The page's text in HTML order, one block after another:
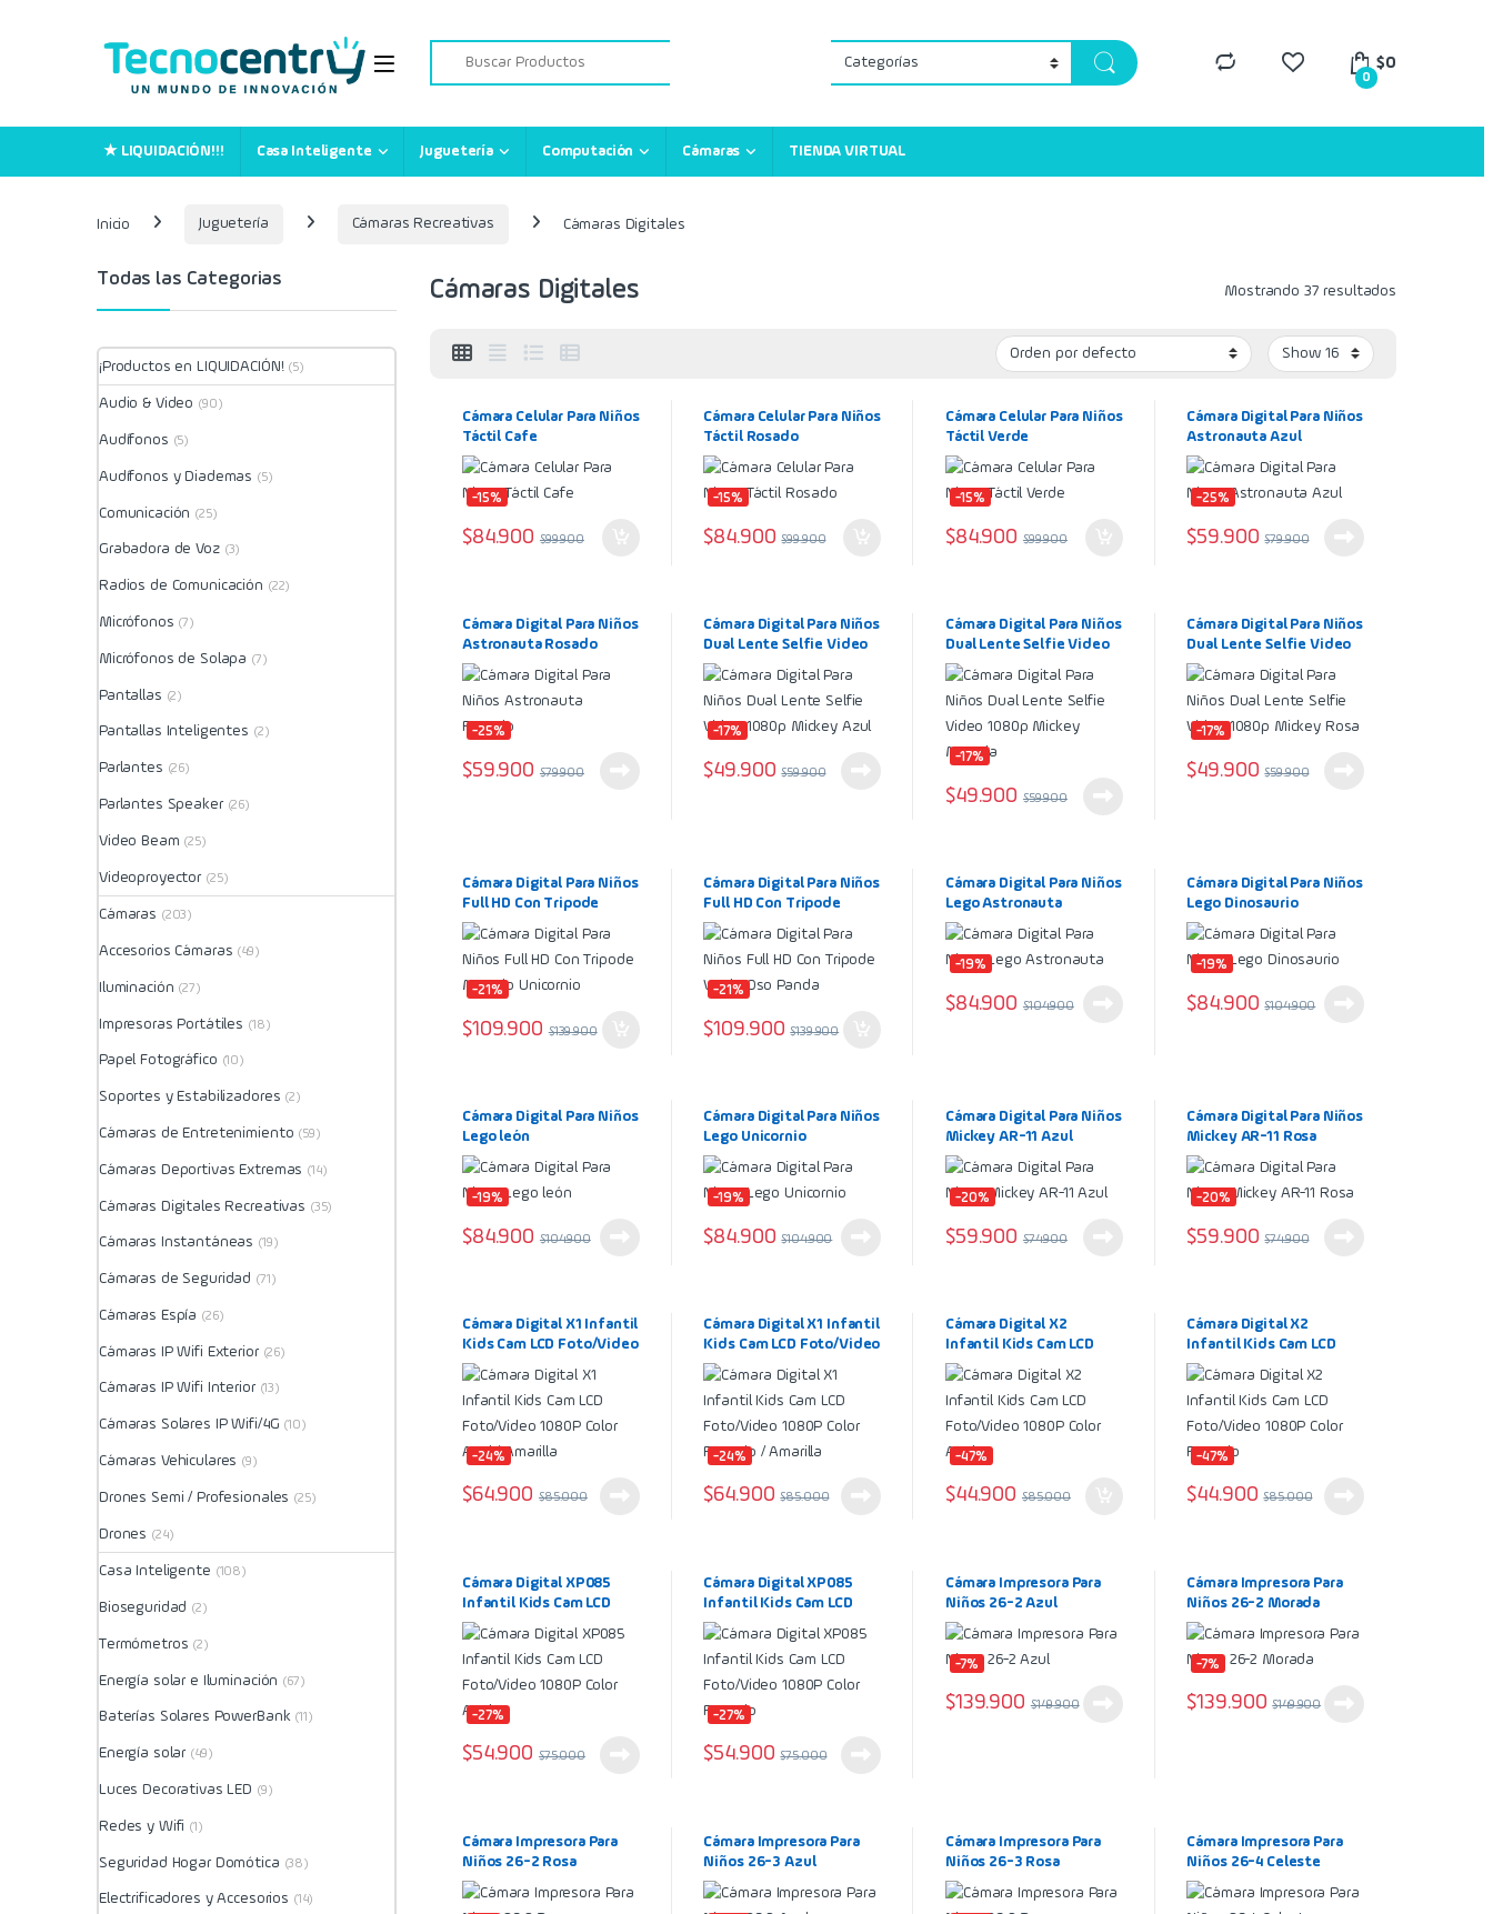
0
$0
★ LIQUIDACIÓN!!! Casa Inteligente Juguetería Computación Cámaras TIENDA VIRTUAL
Inicio Juguetería Cámaras Recreativas Cámaras Digitales
Cámaras Digitales Mostrando 37 resultados
Cámara Celular Para Niños
Táctil Cafe
-15%
$84.900 $99.900
Cámara Celular Para Niños
Táctil Rosado
-15%
$84.900 $99.900
Cámara Celular Para Niños
Táctil Verde
-15%
$84.900 $99.900
Cámara Digital Para Niños
Astronauta Azul
-25%
$59.900 $79.900
Cámara Digital Para Niños
Astronauta Rosado
-25%
$59.900 $79.900
Cámara Digital Para Niños
Dual Lente Selfie Video
1080p Mickey Azul
-17%
$49.900 $59.900
Cámara Digital Para Niños
Dual Lente Selfie Video
1080p Mickey Morada
-17%
$49.900 $59.900
Cámara Digital Para Niños
Dual Lente Selfie Video
1080p Mickey Rosa
-17%
$49.900 $59.900
Cámara Digital Para Niños
Full HD Con Tripode
Morado Unicornio
-21%
$109.900 $139.900
Cámara Digital Para Niños
Full HD Con Tripode
Verde Oso Panda
-21%
$109.900 $139.900
Cámara Digital Para Niños
Lego Astronauta
-19%
$84.900 $104.900
Cámara Digital Para Niños
Lego Dinosaurio
-19%
$84.900 $104.900
Cámara Digital Para Niños
Lego león
-19%
$84.900 $104.900
Cámara Digital Para Niños
Lego Unicornio
-19%
$84.900 $104.900
Cámara Digital Para Niños
Mickey AR-11 Azul
-20%
$59.900 $74.900
Cámara Digital Para Niños
Mickey AR-11 Rosa
-20%
$59.900 $74.900
Cámara Digital X1 Infantil
Kids Cam LCD Foto/Video
1080P Color Azul /
Amarilla
-24%
$64.900 $85.000
Cámara Digital X1 Infantil
Kids Cam LCD Foto/Video
1080P Color Rosado /
Amarilla
-24%
$64.900 $85.000
Cámara Digital X2
Infantil Kids Cam LCD
Foto/Video 1080P Color
Azul
-47%
$44.900 $85.000
Cámara Digital X2
Infantil Kids Cam LCD
Foto/Video 1080P Color
Rosado
-47%
$44.900 $85.000
Cámara Digital XP085
Infantil Kids Cam LCD
Foto/Video 1080P Color
Azul
-27%
$54.900 $75.000
Cámara Digital XP085
Infantil Kids Cam LCD
Foto/Video 1080P Color
Rosado
-27%
$54.900 $75.000
Cámara Impresora Para
Niños 26-2 Azul
-7%
$139.900 $149.900
Cámara Impresora Para
Niños 26-2 Morada
-7%
$139.900 $149.900
Cámara Impresora Para
Niños 26-2 Rosa
Cámara Impresora Para
Niños 26-3 Azul
Cámara Impresora Para
Niños 26-3 Rosa
Cámara Impresora Para
Niños 26-4 Celeste
Morado
Todas las Categorias
¡Productos en LIQUIDACIÓN! (5)
Audio & Video (90)
Audífonos (5)
Audífonos y Diademas (5)
Comunicación (25)
Grabadora de Voz (3)
Radios de Comunicación (22)
Micrófonos (7)
Micrófonos de Solapa (7)
Pantallas (2)
Pantallas Inteligentes (2)
Parlantes (26)
Parlantes Speaker (26)
Video Beam (25)
Videoproyector (25)
Cámaras (203)
Accesorios Cámaras (49)
Iluminación (27)
Impresoras Portátiles (18)
Papel Fotográfico (10)
Soportes y Estabilizadores (2)
Cámaras de Entretenimiento (59)
Cámaras Deportivas Extremas (14)
Cámaras Digitales Recreativas (35)
Cámaras Instantáneas (19)
Cámaras de Seguridad (71)
Cámaras Espía (26)
Cámaras IP Wifi Exterior (26)
Cámaras IP Wifi Interior (13)
Cámaras Solares IP Wifi/4G (10)
Cámaras Vehiculares (9)
Drones Semi / Profesionales (25)
Drones (24)
Casa Inteligente (108)
Bioseguridad (2)
Termómetros (2)
Energía solar e Iluminación (67)
Baterías Solares PowerBank (11)
Energía solar (49)
Luces Decorativas LED (9)
Redes y Wifi (1)
Seguridad Hogar Domótica (38)
Electrificadores y Accesorios (14)